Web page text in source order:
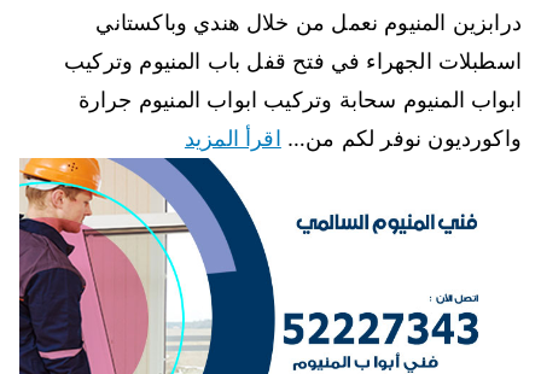
درابزين المنيوم نعمل من خلال هندي وباكستاني
اسطبلات الجهراء في فتح قفل باب المنيوم وتركيب
ابواب المنيوم سحابة وتركيب ابواب المنيوم جرارة
واكورديون نوفر لكم من… اقرأ المزيد